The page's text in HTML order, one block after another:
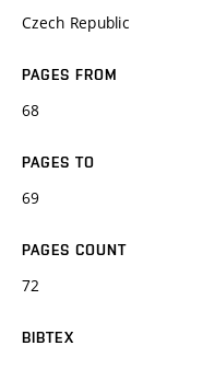
Czech Republic
PAGES FROM
68
PAGES TO
69
PAGES COUNT
72
BIBTEX